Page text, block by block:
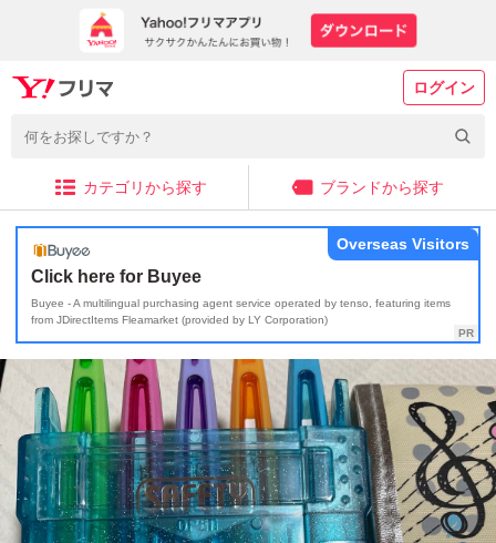
ログイン
カテゴリから探す ブランドから探す
Click here for Buyee
Buyee - A multilingual purchasing agent service operated by tenso, featuring items
from JDirectItems Fleamarket (provided by LY Corporation)
Overseas Visitors